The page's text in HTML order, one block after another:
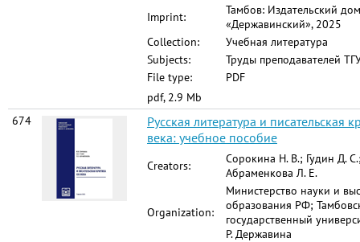
Imprint:
Тамбов: Издательский дом
«Державинский», 2025
Collection:
Учебная литература
Subjects:
Труды преподавателей
File type:
PDF
pdf, 2.9 Mb
674
Русская литература и писательская
века: учебное пособие
Creators:
Сорокина Н. В.; Гудин Д.
Абраменкова Л. Е.
Organization:
Министерство науки и
образования РФ;
государственный
Р. Державина